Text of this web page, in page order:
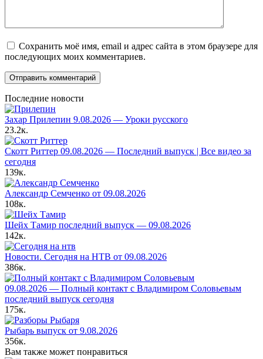
Сохранить моё имя, email и адрес сайта в этом браузере для
последующих моих комментариев.
Последние новости
Захар Прилепин 9.08.2026 — Уроки русского
23.2к.
Скотт Риттер 09.08.2026 — Последний выпуск | Все видео за
сегодня
139к.
Александр Семченко от 09.08.2026
108к.
Шейх Тамир последний выпуск — 09.08.2026
142к.
Новости. Сегодня на НТВ от 09.08.2026
386к.
09.08.2026 — Полный контакт с Владимиром Соловьевым
последний выпуск сегодня
175к.
Рыбарь выпуск от 9.08.2026
356к.
Вам также может понравиться